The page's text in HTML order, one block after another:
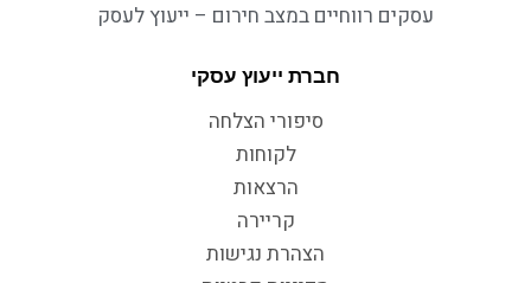
עסקים רווחיים במצב חירום – ייעוץ לעסק
חברת ייעוץ עסקי
סיפורי הצלחה
לקוחות
הרצאות
קריירה
הצהרת נגישות